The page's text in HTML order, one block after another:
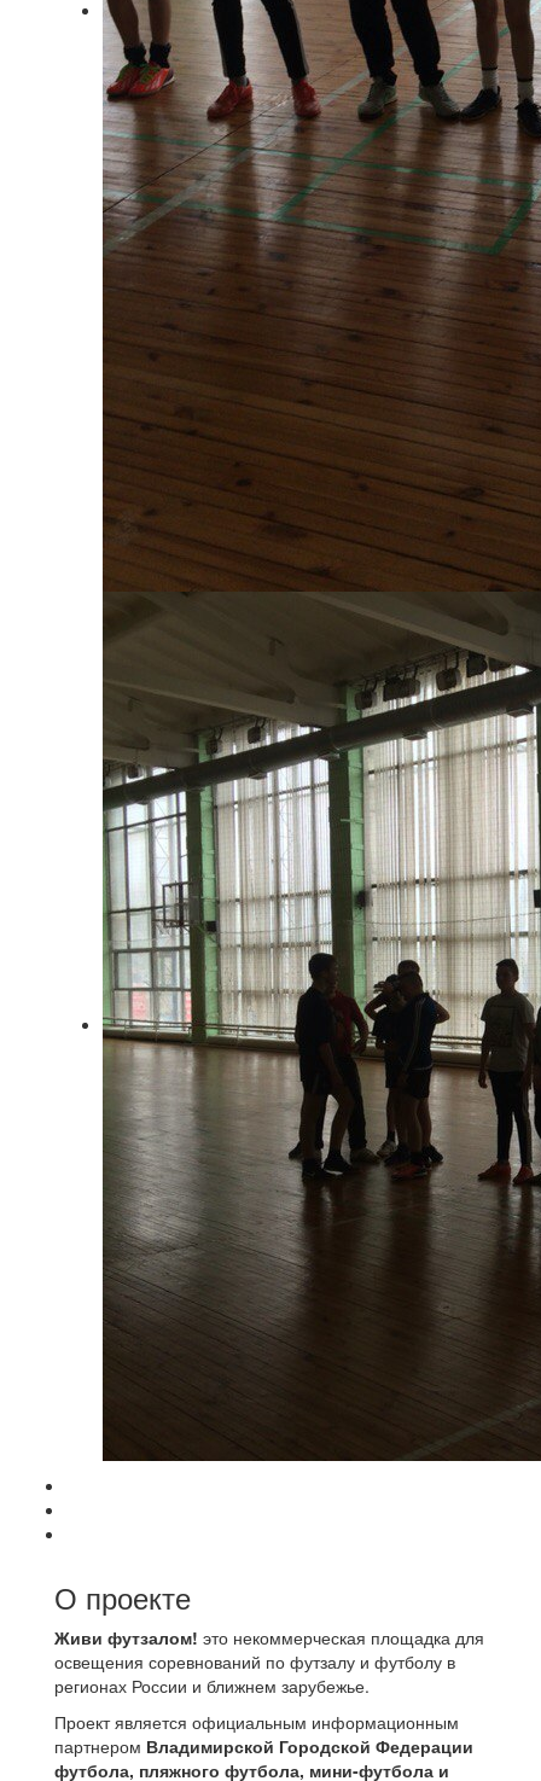
О проекте
Живи футзалом! это некоммерческая площадка для
освещения соревнований по футзалу и футболу в
регионах России и ближнем зарубежье.
Проект является официальным информационным
партнером Владимирской Городской Федерации
футбола, пляжного футбола, мини-футбола и